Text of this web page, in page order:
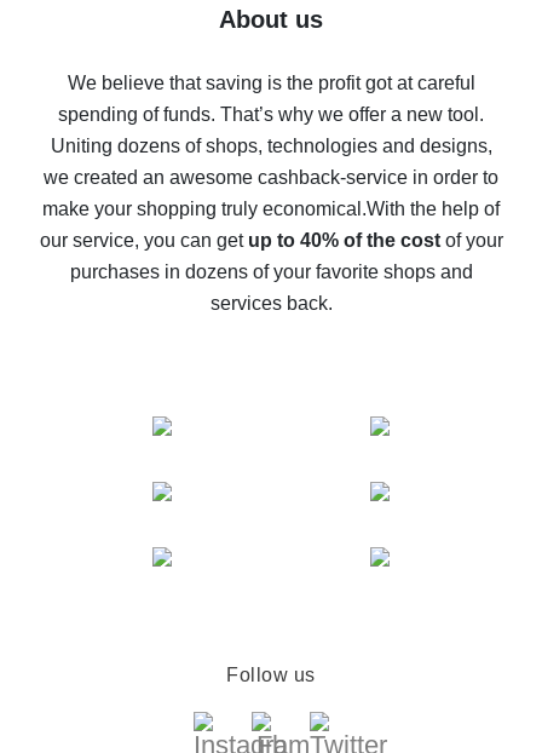
Five ways to get the most cash back on AliExpress
back
10% cash back on AliExpress - the impossible is
possible
The best cash back on AliExpress - how to find it
The best cash back service for AliExpress - let's
compare offers
About us
We believe that saving is the profit got at careful
spending of funds. That’s why we offer a new tool.
Uniting dozens of shops, technologies and designs,
we created an awesome cashback-service in order to
make your shopping truly economical.With the help of
our service, you can get up to 40% of the costof your
purchases in dozens of your favorite shops and
services back.
Follow us